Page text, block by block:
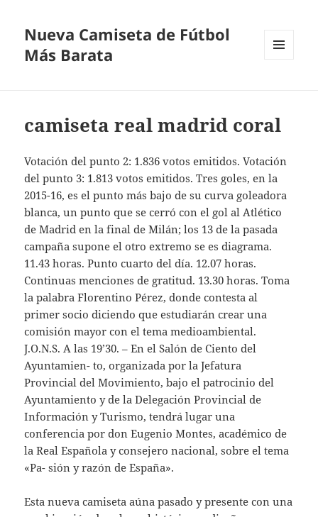
Nueva Camiseta de Fútbol
Más Barata
camiseta real madrid coral
Votación del punto 2: 1.836 votos emitidos. Votación
del punto 3: 1.813 votos emitidos. Tres goles, en la
2015-16, es el punto más bajo de su curva goleadora
blanca, un punto que se cerró con el gol al Atlético
de Madrid en la final de Milán; los 13 de la pasada
campaña supone el otro extremo se es diagrama.
11.43 horas. Punto cuarto del día. 12.07 horas.
Continuas menciones de gratitud. 13.30 horas. Toma
la palabra Florentino Pérez, donde contesta al
primer socio diciendo que estudiarán crear una
comisión mayor con el tema medioambiental.
J.O.N.S. A las 19’30. – En el Salón de Ciento del
Ayuntamien- to, organizada por la Jefatura
Provincial del Movimiento, bajo el patrocinio del
Ayuntamiento y de la Delegación Provincial de
Información y Turismo, tendrá lugar una
conferencia por don Eugenio Montes, académico de
la Real Española y consejero nacional, sobre el tema
«Pa- sión y razón de España».
Esta nueva camiseta aúna pasado y presente con una